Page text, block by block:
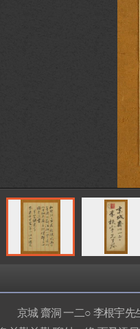
)
京城 齋洞 一二○ 李根宇先生